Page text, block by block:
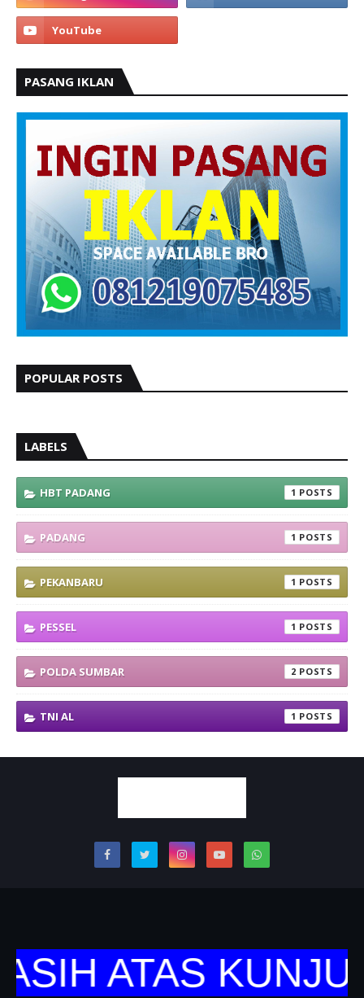
PASANG IKLAN
POPULAR POSTS
LABELS
HBT PADANG 1
PADANG 1
PEKANBARU 1
PESSEL 1
POLDA SUMBAR 2
TNI AL 1
ATAS